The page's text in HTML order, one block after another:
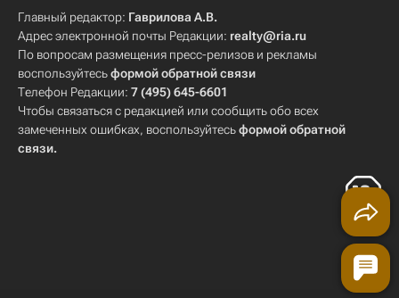
Главный редактор: Гаврилова А.В.
Адрес электронной почты Редакции: realty@ria.ru
По вопросам размещения пресс-релизов и рекламы
воспользуйтесьформой обратной связи
Телефон Редакции: 7 (495) 645-6601
Чтобы связаться с редакцией или сообщить обо всех
замеченных ошибках, воспользуйтесьформой обратной
связи.